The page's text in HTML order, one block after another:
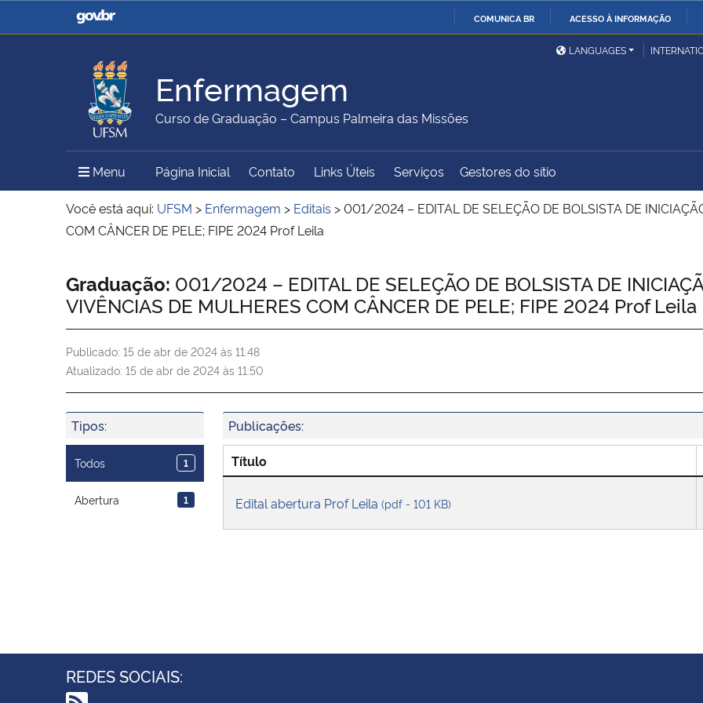
COMUNICA BR ACESSO À INFORMAÇÃO
Casa Civil
Ministério da Justiça e
Ministério da Defesa
Ministério das Relações
Exteriores
Ministério da Agricultura,
Pecuária e Abastecimento
Ministério da Educação
Ministério do Meio Ambiente Ministério do Turismo
Ministério do
Desenvolvimento Regional
Controladoria-Geral da
União
Institucional
LANGUAGES
Enfermagem
Curso de Graduação – Campus Palmeira das Missões
Menu Menu Principal do Sítio
Página Inicial Contato Links Úteis Serviços Gestores do sítio
Você está aqui: UFSM > Enfermagem > Editais >001/2024 – EDITAL DE SELEÇÃO DE BOLSISTA DE
COM CÂNCER DE PELE; FIPE 2024 Prof Leila
Início do conteúdo
Graduação: 001/2024 – EDITAL DE SELEÇÃO DE BOLSISTA DE
VIVÊNCIAS DE MULHERES COM CÂNCER DE PELE; FIPE 2024 Prof Leila
Publicado: 15 de abr de 2024 às 11:48
Atualizado: 15 de abr de 2024 às 11:50
Tipos:
Todos 1
Abertura 1
Publicações:
Título
Edital abertura Prof Leila (pdf - 101 KB)
REDES SOCIAIS: